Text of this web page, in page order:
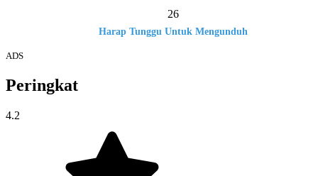
26
Harap Tunggu Untuk Mengunduh
ADS
Peringkat
4.2